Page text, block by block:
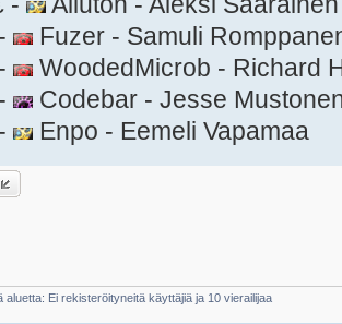
Fuzer - Samuli
WoodedMicrob - Richard
Codebar - Jesse
Enpo - Eemeli Vapamaa
aluetta: Ei rekisteröityneitä käyttäjiä ja 10 vierailijaa